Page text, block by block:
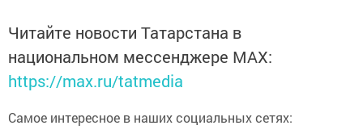
Читайте новости Татарстана в
национальном мессенджере MАХ:
https://max.ru/tatmedia
Самое интересное в наших социальных сетях: